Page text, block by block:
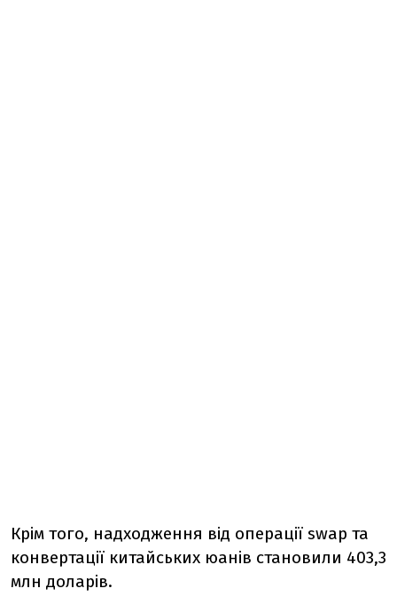
Крім того, надходження від операції swap та
конвертації китайських юанів становили 403,3
млн доларів.